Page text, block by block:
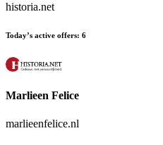
historia.net
Today’s active offers: 6
Marlieen Felice
marlieenfelice.nl